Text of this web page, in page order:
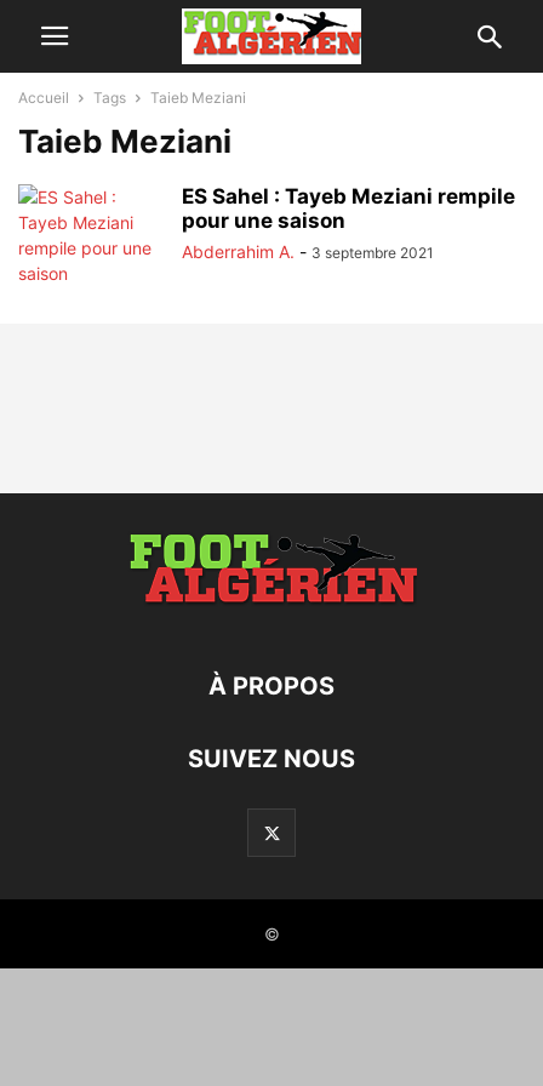
Accueil Tags Taieb Meziani
Taieb Meziani
ES Sahel : Tayeb Meziani rempile
pour une saison
Abderrahim A. - 3 septembre 2021
À PROPOS
SUIVEZ NOUS
©